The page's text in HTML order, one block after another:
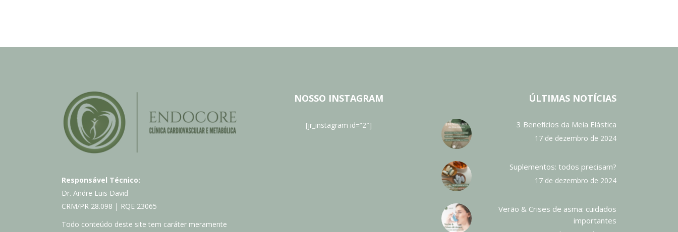
Responsável Técnico:
Dr. Andre Luis David
CRM/PR 28.098 | RQE 23065
Todo conteúdo deste site tem caráter meramente
NOSSO INSTAGRAM
[jr_instagram id=”2″]
ÚLTIMAS NOTÍCIAS
3 Benefícios da Meia Elástica
17 de dezembro de 2024
Suplementos: todos precisam?
17 de dezembro de 2024
Verão & Crises de asma: cuidados
importantes